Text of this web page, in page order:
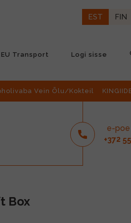
EST FIN
EU Transport Logi sisse
Vein Õlu/Kokteil
e-poe
+372
Box